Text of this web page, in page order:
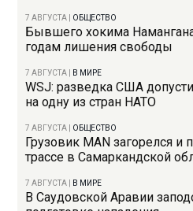
7 АВГУСТА ОБЩЕСТВО
Бывшего хокима
годам лишения свободы
7 АВГУСТА В МИРЕ
WSJ: разведка США
на одну из стран НАТО
7 АВГУСТА ОБЩЕСТВО
Грузовик MAN загорелся и
трассе в Самаркандской
7 АВГУСТА В МИРЕ
В Саудовской Аравии